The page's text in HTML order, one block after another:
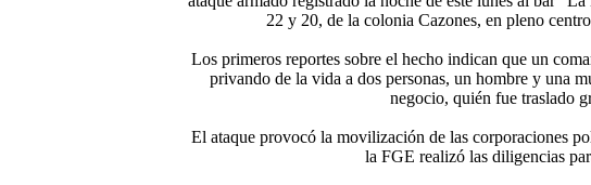
22 y 20, de la colonia Cazones, en pleno
Los primeros reportes sobre el hecho indican que un
privando de la vida a dos personas, un hombre y una
negocio, quién fue traslado
El ataque provocó la movilización de las corporaciones
la FGE realizó las diligencias